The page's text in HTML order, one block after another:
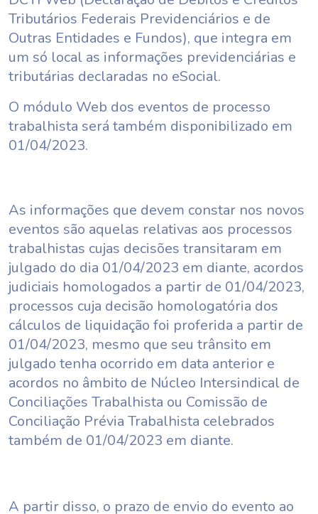
Tributários Federais Previdenciários e de
Outras Entidades e Fundos), que integra em
um só local as informações previdenciárias e
tributárias declaradas no eSocial.
O módulo Web dos eventos de processo
trabalhista será também disponibilizado em
01/04/2023.
As informações que devem constar nos novos
eventos são aquelas relativas aos processos
trabalhistas cujas decisões transitaram em
julgado do dia 01/04/2023 em diante, acordos
judiciais homologados a partir de 01/04/2023,
processos cuja decisão homologatória dos
cálculos de liquidação foi proferida a partir de
01/04/2023, mesmo que seu trânsito em
julgado tenha ocorrido em data anterior e
acordos no âmbito de Núcleo Intersindical de
Conciliações Trabalhista ou Comissão de
Conciliação Prévia Trabalhista celebrados
também de 01/04/2023 em diante.
A partir disso, o prazo de envio do evento ao